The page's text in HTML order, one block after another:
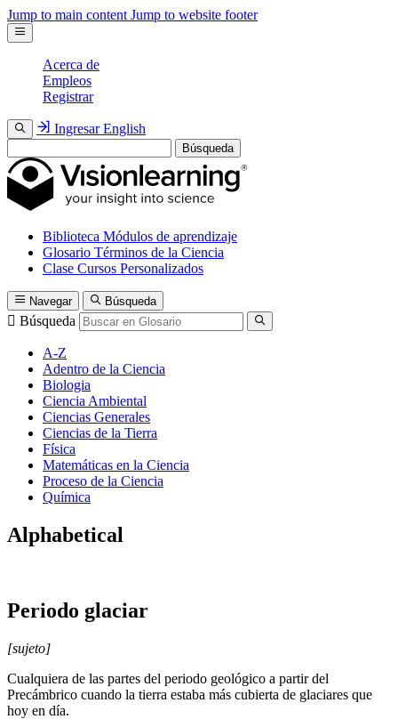
Jump to main content Jump to website footer
Acerca de
Empleos
Registrar
Ingresar English
Búsqueda
Biblioteca Módulos de aprendizaje
Glosario Términos de la Ciencia
Clase Cursos Personalizados
Navegar Búsqueda
Búsqueda
A-Z
Adentro de la Ciencia
Biologia
Ciencia Ambiental
Ciencias Generales
Ciencias de la Tierra
Física
Matemáticas en la Ciencia
Proceso de la Ciencia
Química
Alphabetical
Periodo glaciar
[sujeto]
Cualquiera de las partes del periodo geológico a partir del
Precámbrico cuando la tierra estaba más cubierta de glaciares que
hoy en día.